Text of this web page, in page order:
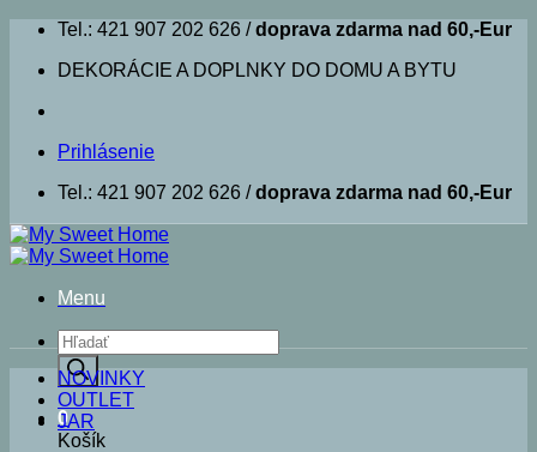
Skip
content
Tel.: 421 907 202 626 /doprava zdarma nad 60,-Eur
DEKORÁCIE A DOPLNKY DO DOMU A BYTU
Prihlásenie
Tel.: 421 907 202 626 /doprava zdarma nad 60,-Eur
Menu
Products
search
0
Košík
NOVINKY
OUTLET
JAR